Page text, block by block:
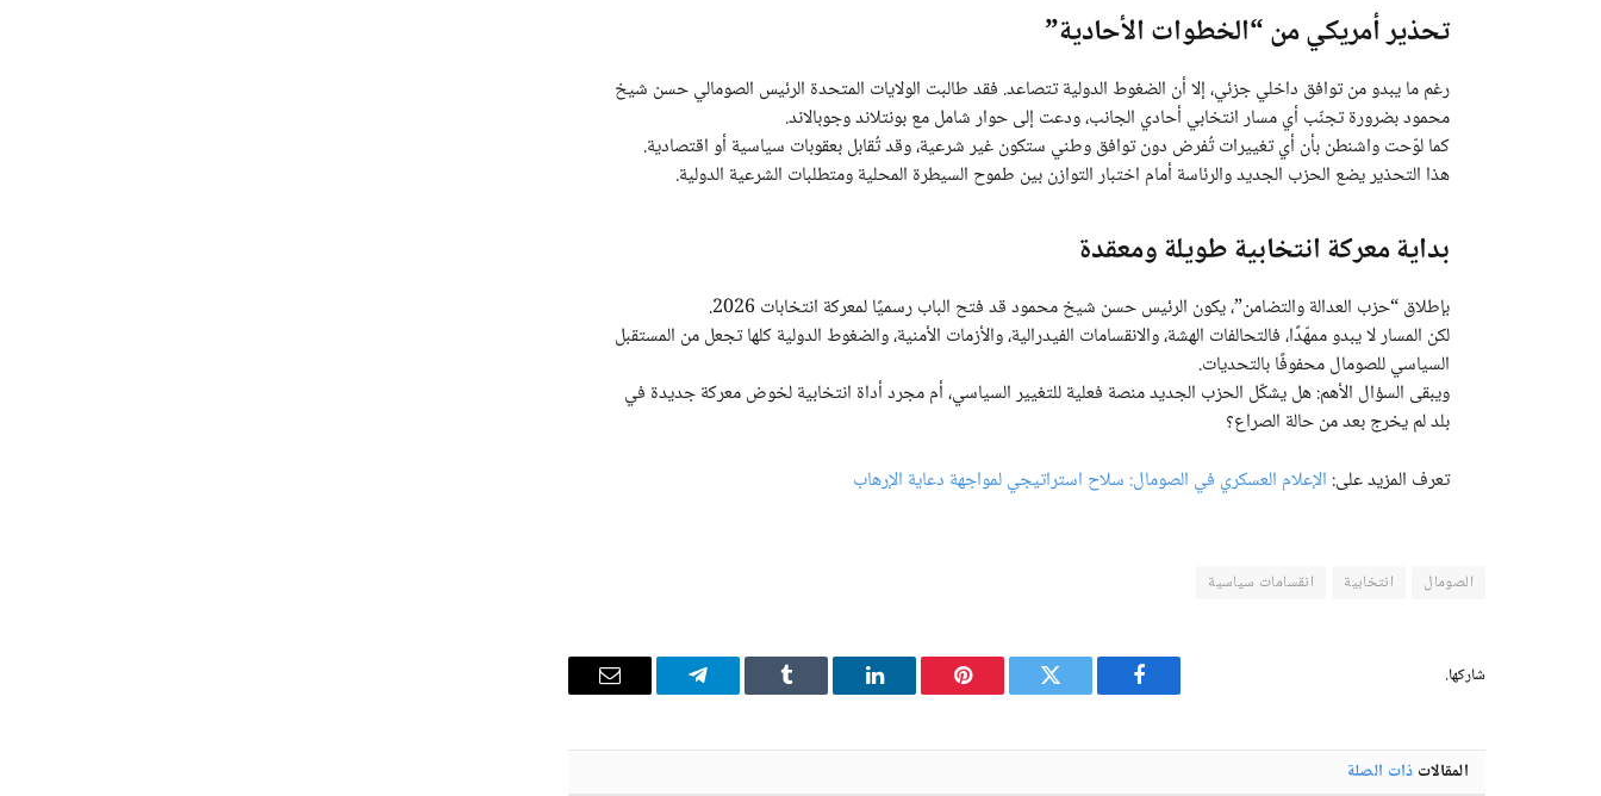
تحذير أمريكي من “الخطوات الأحادية”
رغم ما يبدو من توافق داخلي جزئي، إلا أن الضغوط الدولية تتصاعد. فقد طالبت الولايات المتحدة الرئيس الصومالي حسن شيخ
محمود بضرورة تجنّب أي مسار انتخابي أحادي الجانب، ودعت إلى حوار شامل مع بونتلاند وجوبالاند.
كما لوّحت واشنطن بأن أي تغييرات تُفرض دون توافق وطني ستكون غير شرعية، وقد تُقابل بعقوبات سياسية أو اقتصادية.
هذا التحذير يضع الحزب الجديد والرئاسة أمام اختبار التوازن بين طموح السيطرة المحلية ومتطلبات الشرعية الدولية.
بداية معركة انتخابية طويلة ومعقدة
بإطلاق “حزب العدالة والتضامن”، يكون الرئيس حسن شيخ محمود قد فتح الباب رسميًا لمعركة انتخابات 2026.
لكن المسار لا يبدو ممهّدًا، فالتحالفات الهشة، والانقسامات الفيدرالية، والأزمات الأمنية، والضغوط الدولية كلها تجعل من المستقبل
السياسي للصومال محفوفًا بالتحديات.
ويبقى السؤال الأهم: هل يشكّل الحزب الجديد منصة فعلية للتغيير السياسي، أم مجرد أداة انتخابية لخوض معركة جديدة في
بلد لم يخرج بعد من حالة الصراع؟
تعرف المزيد على: الإعلام العسكري في الصومال: سلاح استراتيجي لمواجهة دعاية الإرهاب
الصومال انتخابية انقسامات سياسية
شاركها.
فيسبوك تويتر بينتيريستلينكدإن Tumblr تيلقرام
البريد
المقالات ذات الصلة